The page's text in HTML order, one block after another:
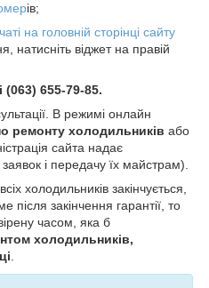
ів;
на головній сторінці сайту
натисніть віджет на правій
(063) 655-79-85.
В режимі онлайн
ремонту холодильників або
сайта надає
і передачу їх майстрам).
холодильників закінчується,
після закінчення гарантії, то
часом, яка б
холодильників,
.